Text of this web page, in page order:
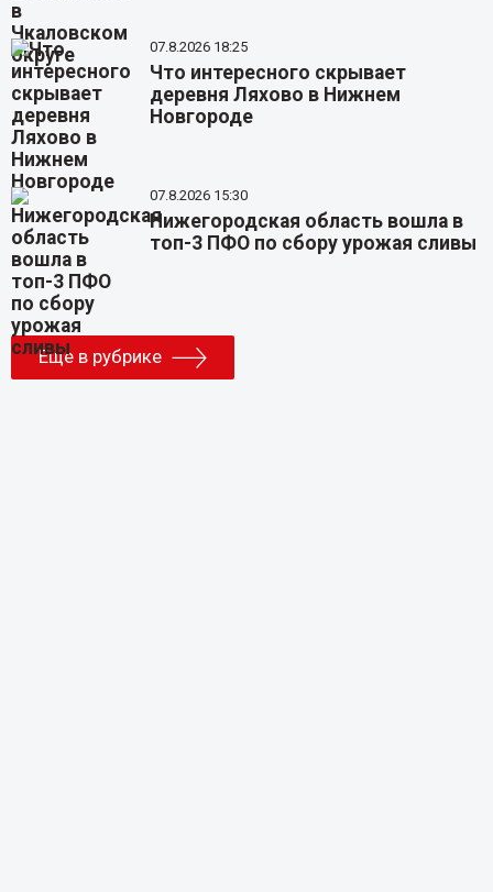
07.8.2026 18:25
Что интересного скрывает
деревня Ляхово в Нижнем
Новгороде
07.8.2026 15:30
Нижегородская область вошла в
топ-3 ПФО по сбору урожая сливы
Еще в рубрике